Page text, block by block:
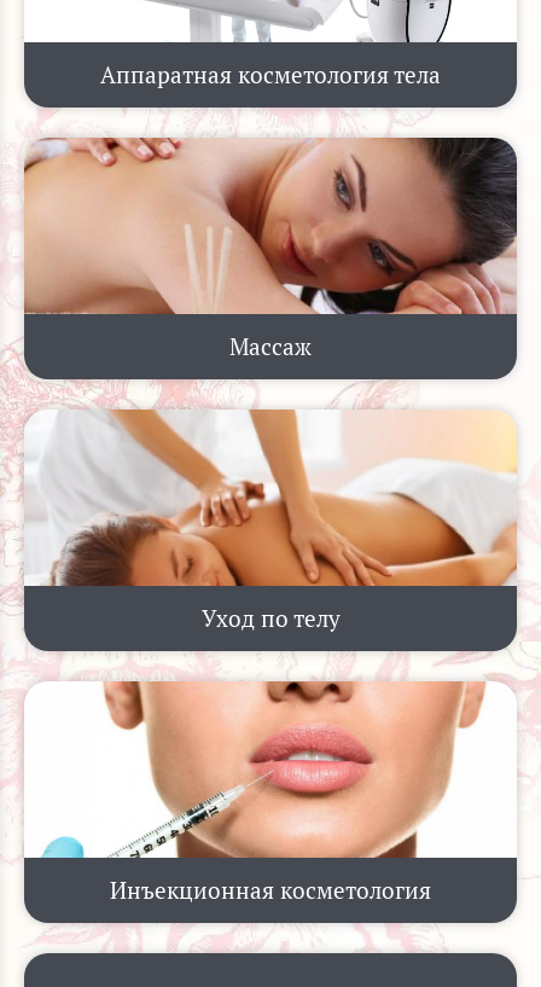
Аппаратная косметология тела
Массаж
Уход по телу
Инъекционная косметология